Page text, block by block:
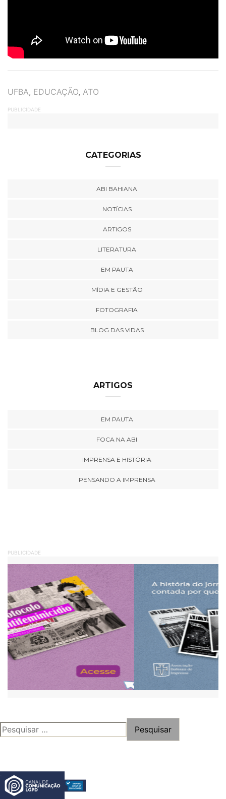
TAGS
UFBA, EDUCAÇÃO, ATO
PUBLICIDADE
CATEGORIAS
ABI BAHIANA
NOTÍCIAS
ARTIGOS
LITERATURA
EM PAUTA
MÍDIA E GESTÃO
FOTOGRAFIA
BLOG DAS VIDAS
ARTIGOS
EM PAUTA
FOCA NA ABI
IMPRENSA E HISTÓRIA
PENSANDO A IMPRENSA
PUBLICIDADE
PESQUISAR
POR: